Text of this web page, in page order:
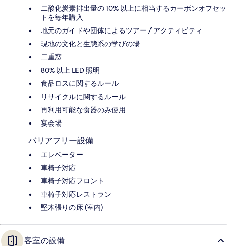
二酸化炭素排出量の 10% 以上に相当するカーボンオフセッ
トを毎年購入
地元のガイドや団体によるツアー / アクティビティ
現地の文化と生態系の学びの場
二重窓
80% 以上 LED 照明
食品ロスに関するルール
リサイクルに関するルール
再利用可能な食器のみ使用
宴会場
バリアフリー設備
エレベーター
車椅子対応
車椅子対応フロント
車椅子対応レストラン
堅木張りの床 (室内)
客室の設備